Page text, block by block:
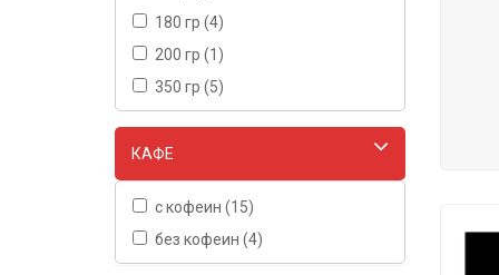
180 гр (4)
200 гр (1)
350 гр (5)
КАФЕ
с кофеин (15)
без кофеин (4)